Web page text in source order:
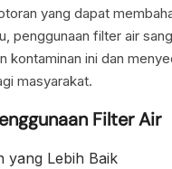
yang dapat
penggunaan filter air
kontaminan ini dan
masyarakat.
Filter Air
yang Lebih Baik